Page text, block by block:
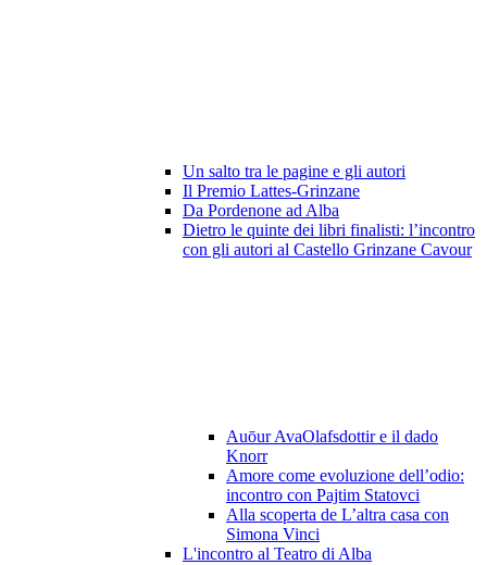
Un salto tra le pagine e gli autori
Il Premio Lattes-Grinzane
Da Pordenone ad Alba
Dietro le quinte dei libri finalisti: l’incontro
con gli autori al Castello Grinzane Cavour
Auōur AvaOlafsdottir e il dado
Knorr
Amore come evoluzione dell’odio:
incontro con Pajtim Statovci
Alla scoperta de L’altra casa con
Simona Vinci
L'incontro al Teatro di Alba